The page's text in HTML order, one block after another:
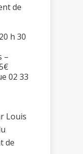
de
h 30
–
02 33
Louis
de